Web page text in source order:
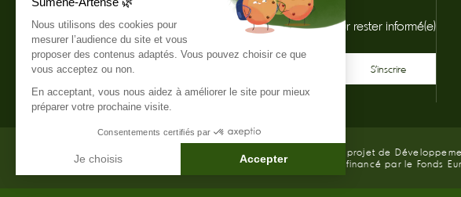
S'inscrire à la newsletter
Je m'abonne à la newsletter pour rester informé(e)
Le projet de
cofinancé par le Fonds